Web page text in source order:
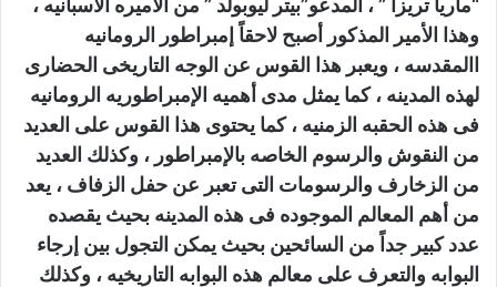
“ماريا تريزا ” ، المدعو”بيتر ليوبولد ” من الأميره الأسبانيه ،
وهذا الأمير المذكور أصبح لاحقاً إمبراطور الرومانيه
االمقدسه ، ويعبر هذا القوس عن الوجه التاريخى الحضارى
لهذه المدينه ، كما يمثل مدى أهميه الإمبراطوريه الرومانيه
فى هذه الحقبه الزمنيه ، كما يحتوى هذا القوس على العديد
من النقوش والرسوم الخاصه بالإمبراطور ، وكذلك العديد
من الزخارف والرسومات التى تعبر عن حفل الزفاف ، يعد
من أهم المعالم الموجوده فى هذه المدينه بحيث يقصده
عدد كبير جداً من السائحين بحيث يمكن التجول بين إرجاء
البوابه والتعرف على معالم هذه البوابه التاريخيه ، وكذلك